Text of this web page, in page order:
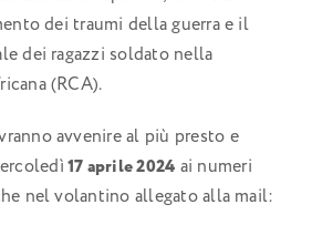
dei traumi della guerra e il
dei ragazzi soldato nella
(RCA).
avvenire al più presto e
17 aprile 2024 ai numeri
nel volantino allegato alla mail: